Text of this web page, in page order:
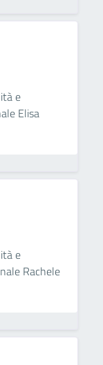
e
Elisa
e
Rachele